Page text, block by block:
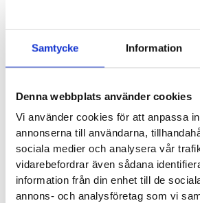
Samtycke Information
Denna webbplats använder cookies
Vi använder cookies för att anpassa
annonserna till användarna,
sociala medier och analysera vår
vidarebefordrar även sådana
information från din enhet till de
annons- och analysföretag som vi
Produktegenskaper
Läst:Smal, normal
Butiker:Umeå
ECCO